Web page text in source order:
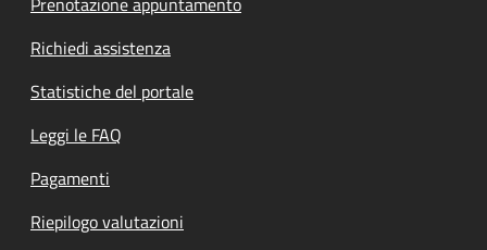
Richiedi assistenza
Statistiche del portale
Leggi le FAQ
Pagamenti
Riepilogo valutazioni